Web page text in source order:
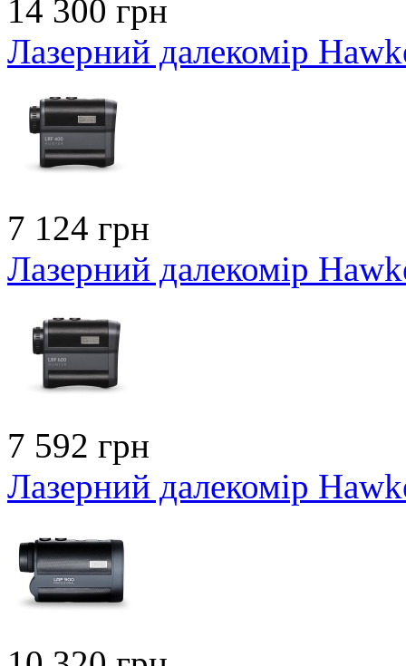
14 300 грн
Лазерний далекомір
7 124 грн
Лазерний далекомір
7 592 грн
Лазерний далекомір